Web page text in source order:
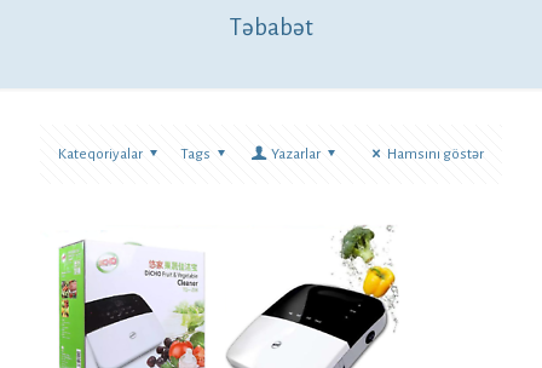
Təbabət
Kateqoriyalar Tags Yazarlar Hamsını göstər